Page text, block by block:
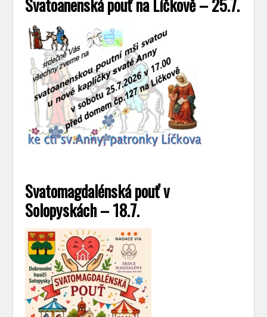
Svatoanenská pouť na Líčkově – 25.7.
Svatomagdalénská pouť v
Solopyskách – 18.7.